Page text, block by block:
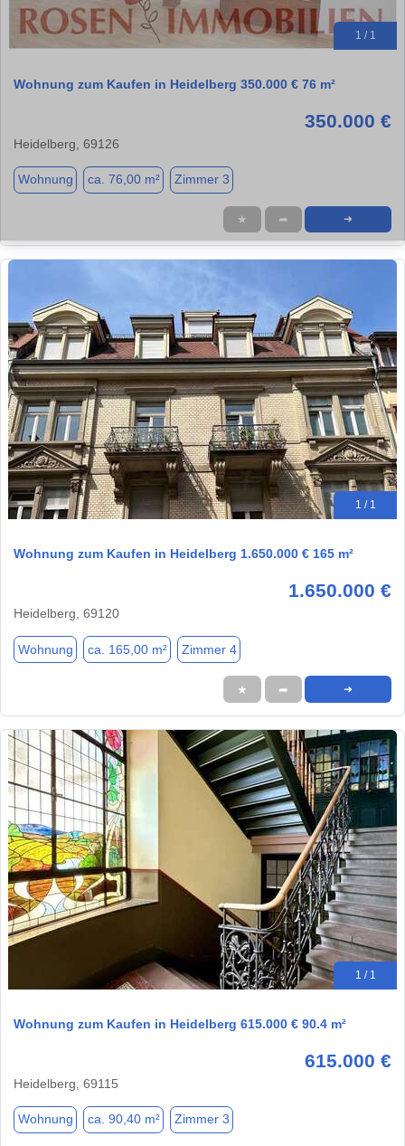
1 / 1
Wohnung zum Kaufen in Heidelberg 350.000 € 76 m²
350.000 €
Heidelberg, 69126
Wohnung ca. 76,00 m² Zimmer 3
★ ➦ ➜
1 / 1
Wohnung zum Kaufen in Heidelberg 1.650.000 € 165 m²
1.650.000 €
Heidelberg, 69120
Wohnung ca. 165,00 m² Zimmer 4
★ ➦ ➜
1 / 1
Wohnung zum Kaufen in Heidelberg 615.000 € 90.4 m²
615.000 €
Heidelberg, 69115
Wohnung ca. 90,40 m² Zimmer 3